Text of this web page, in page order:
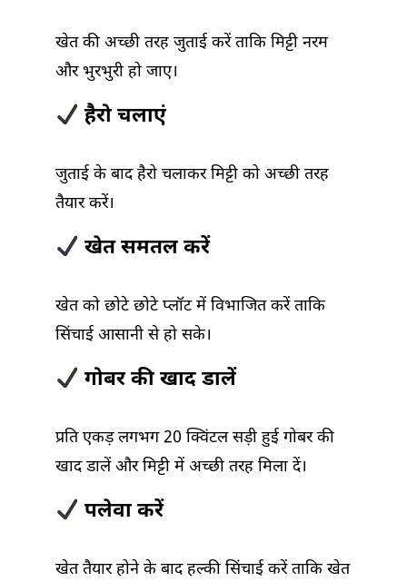
खेत की अच्छी तरह जुताई करें ताकि मिट्टी नरम
और भुरभुरी हो जाए।
हैरो चलाएं
जुताई के बाद हैरो चलाकर मिट्टी को अच्छी तरह
तैयार करें।
खेत समतल करें
खेत को छोटे छोटे प्लॉट में विभाजित करें ताकि
सिंचाई आसानी से हो सके।
गोबर की खाद डालें
प्रति एकड़ लगभग 20 क्विंटल सड़ी हुई गोबर की
खाद डालें और मिट्टी में अच्छी तरह मिला दें।
पलेवा करें
खेत तैयार होने के बाद हल्की सिंचाई करें ताकि खेत